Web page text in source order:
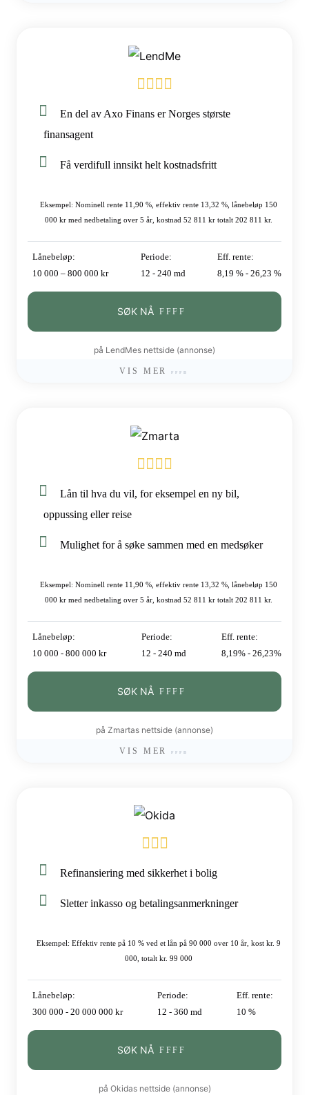
En del av Axo Finans er Norges største
finansagent
Få verdifull innsikt helt kostnadsfritt
Eksempel: Nominell rente 11,90 %, effektiv rente 13,32 %, lånebeløp 150
000 kr med nedbetaling over 5 år, kostnad 52 811 kr totalt 202 811 kr.
Lånebeløp:
10 000 – 800 000 kr
Periode:
12 - 240 md
Eff. rente:
8,19 % - 26,23 %
SØK NÅ
på LendMes nettside (annonse)
VIS MER
Lån til hva du vil, for eksempel en ny bil,
oppussing eller reise
Mulighet for å søke sammen med en medsøker
Eksempel: Nominell rente 11,90 %, effektiv rente 13,32 %, lånebeløp 150
000 kr med nedbetaling over 5 år, kostnad 52 811 kr totalt 202 811 kr.
Lånebeløp:
10 000 - 800 000 kr
Periode:
12 - 240 md
Eff. rente:
8,19% - 26,23%
SØK NÅ
på Zmartas nettside (annonse)
VIS MER
Refinansiering med sikkerhet i bolig
Sletter inkasso og betalingsanmerkninger
Eksempel: Effektiv rente på 10 % ved et lån på 90 000 over 10 år, kost kr. 9
000, totalt kr. 99 000
Lånebeløp:
300 000 - 20 000 000 kr
Periode:
12 - 360 md
Eff. rente:
10 %
SØK NÅ
på Okidas nettside (annonse)